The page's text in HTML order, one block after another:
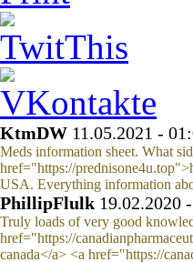
KtmDW 11.05.2021 -
Meds information sheet. What
href="https://
USA. Everything information
PhillipFlulk 19.02.2020
Truly loads of very good
href="https://
canada</a> <a href="https://